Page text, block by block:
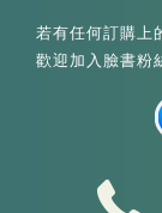
若有任何訂購上
歡迎加入臉書粉